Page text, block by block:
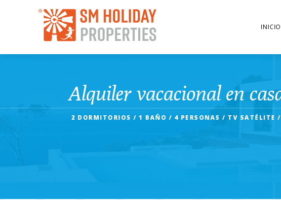
INICIO
Alquiler vacacional en
2 DORMITORIOS / 1 BAÑO / 4 PERSONAS / TV SATÉLITE